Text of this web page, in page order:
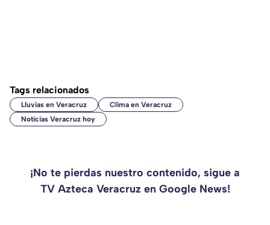
Tags relacionados
Lluvias en Veracruz
Clima en Veracruz
Noticias Veracruz hoy
¡No te pierdas nuestro contenido, sigue a
TV Azteca Veracruz en Google News!